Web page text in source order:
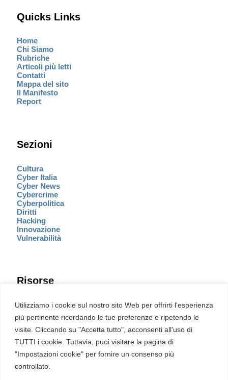
Utilizziamo i cookie sul nostro sito Web per offrirti l'esperienza
più pertinente ricordando le tue preferenze e ripetendo le
visite. Cliccando su "Accetta tutto", acconsenti all'uso di
TUTTI i cookie. Tuttavia, puoi visitare la pagina di
"Impostazioni cookie" per fornire un consenso più
controllato.
Quicks Links
Home
Chi Siamo
Rubriche
Articoli più letti
Contatti
Mappa del sito
Il Manifesto
Report
Sezioni
Cultura
Cyber Italia
Cyber News
Cybercrime
Cyberpolitica
Diritti
Hacking
Innovazione
Vulnerabilità
Risorse
Eventi
Fumetto Cyber
Newsletter
Servizi
Pubblicità
English
Ultime CVE critiche